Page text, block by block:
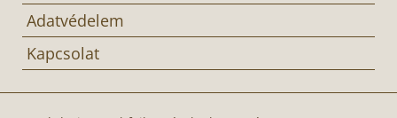
Adatvédelem
Kapcsolat